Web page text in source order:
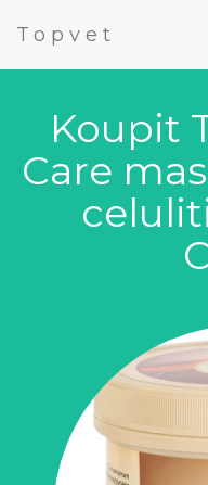
Topvet
Koupit
Care